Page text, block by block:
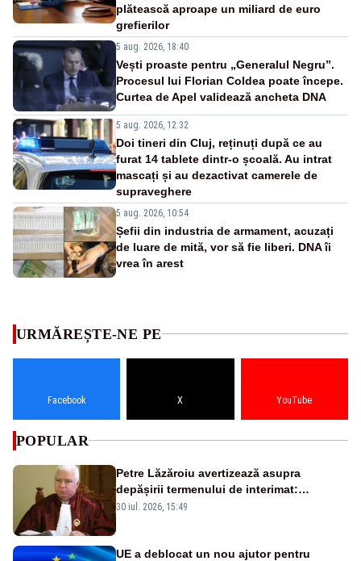
plătească aproape un miliard de euro
grefierilor
5 aug. 2026, 18:40
Vești proaste pentru „Generalul Negru”.
Procesul lui Florian Coldea poate începe.
Curtea de Apel validează ancheta DNA
5 aug. 2026, 12:32
Doi tineri din Cluj, reținuți după ce au
furat 14 tablete dintr-o școală. Au intrat
mascați și au dezactivat camerele de
supraveghere
5 aug. 2026, 10:54
Șefii din industria de armament, acuzați
de luare de mită, vor să fie liberi. DNA îi
vrea în arest
URMĂREȘTE-NE PE
Facebook X YouTube
POPULAR
Petre Lăzăroiu avertizează asupra
depășirii termenului de interimat:
„Constituția este foarte clară”
30 iul. 2026, 15:49
UE a deblocat un nou ajutor pentru